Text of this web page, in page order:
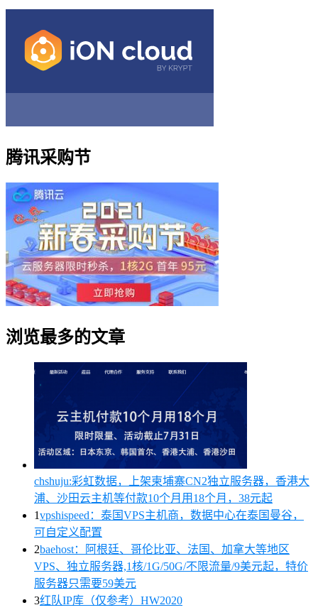
腾讯采购节
浏览最多的文章
chshuju:彩虹数据，上架柬埔寨CN2独立服务器，香港大
浦、沙田云主机等付款10个月用18个月，38元起
1vpshispeed：泰国VPS主机商，数据中心在泰国曼谷，
可自定义配置
2baehost：阿根廷、哥伦比亚、法国、加拿大等地区
VPS、独立服务器,1核/1G/50G/不限流量/9美元起，特价
服务器只需要59美元
3红队IP库（仅参考）HW2020